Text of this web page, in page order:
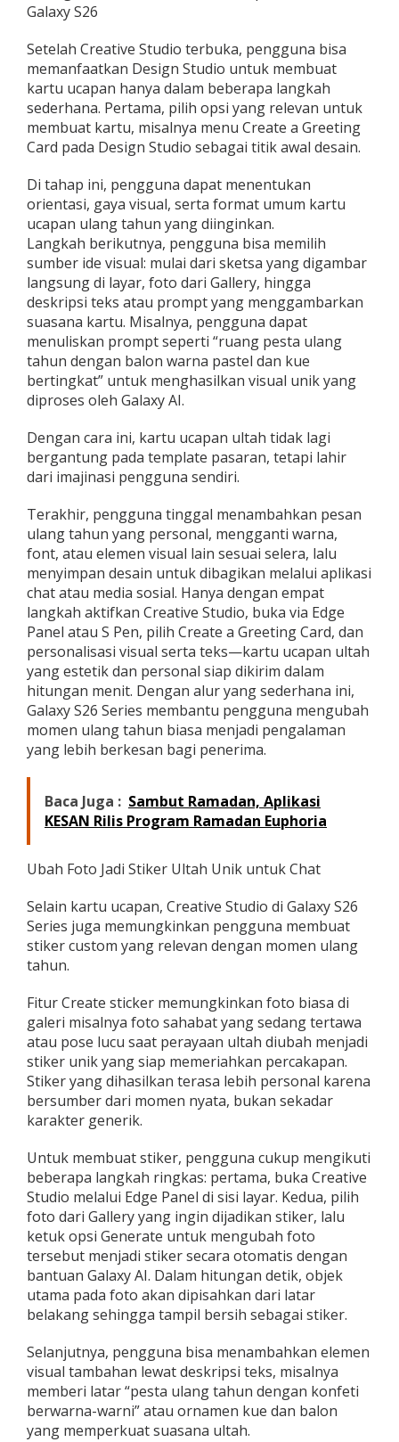
Galaxy S26
Setelah Creative Studio terbuka, pengguna bisa
memanfaatkan Design Studio untuk membuat
kartu ucapan hanya dalam beberapa langkah
sederhana. Pertama, pilih opsi yang relevan untuk
membuat kartu, misalnya menu Create a Greeting
Card pada Design Studio sebagai titik awal desain.
Di tahap ini, pengguna dapat menentukan
orientasi, gaya visual, serta format umum kartu
ucapan ulang tahun yang diinginkan.​
Langkah berikutnya, pengguna bisa memilih
sumber ide visual: mulai dari sketsa yang digambar
langsung di layar, foto dari Gallery, hingga
deskripsi teks atau prompt yang menggambarkan
suasana kartu. Misalnya, pengguna dapat
menuliskan prompt seperti “ruang pesta ulang
tahun dengan balon warna pastel dan kue
bertingkat” untuk menghasilkan visual unik yang
diproses oleh Galaxy AI.
Dengan cara ini, kartu ucapan ultah tidak lagi
bergantung pada template pasaran, tetapi lahir
dari imajinasi pengguna sendiri.
Terakhir, pengguna tinggal menambahkan pesan
ulang tahun yang personal, mengganti warna,
font, atau elemen visual lain sesuai selera, lalu
menyimpan desain untuk dibagikan melalui aplikasi
chat atau media sosial. Hanya dengan empat
langkah aktifkan Creative Studio, buka via Edge
Panel atau S Pen, pilih Create a Greeting Card, dan
personalisasi visual serta teks—kartu ucapan ultah
yang estetik dan personal siap dikirim dalam
hitungan menit. Dengan alur yang sederhana ini,
Galaxy S26 Series membantu pengguna mengubah
momen ulang tahun biasa menjadi pengalaman
yang lebih berkesan bagi penerima.
Baca Juga : Sambut Ramadan, Aplikasi
KESAN Rilis Program Ramadan Euphoria
Ubah Foto Jadi Stiker Ultah Unik untuk Chat
Selain kartu ucapan, Creative Studio di Galaxy S26
Series juga memungkinkan pengguna membuat
stiker custom yang relevan dengan momen ulang
tahun.
Fitur Create sticker memungkinkan foto biasa di
galeri misalnya foto sahabat yang sedang tertawa
atau pose lucu saat perayaan ultah diubah menjadi
stiker unik yang siap memeriahkan percakapan.
Stiker yang dihasilkan terasa lebih personal karena
bersumber dari momen nyata, bukan sekadar
karakter generik.
Untuk membuat stiker, pengguna cukup mengikuti
beberapa langkah ringkas: pertama, buka Creative
Studio melalui Edge Panel di sisi layar. Kedua, pilih
foto dari Gallery yang ingin dijadikan stiker, lalu
ketuk opsi Generate untuk mengubah foto
tersebut menjadi stiker secara otomatis dengan
bantuan Galaxy AI. Dalam hitungan detik, objek
utama pada foto akan dipisahkan dari latar
belakang sehingga tampil bersih sebagai stiker.​
Selanjutnya, pengguna bisa menambahkan elemen
visual tambahan lewat deskripsi teks, misalnya
memberi latar “pesta ulang tahun dengan konfeti
berwarna-warni” atau ornamen kue dan balon
yang memperkuat suasana ultah.